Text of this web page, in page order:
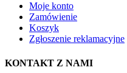
Moje konto
Zamówienie
Koszyk
Zgłoszenie reklamacyjne
KONTAKT Z NAMI